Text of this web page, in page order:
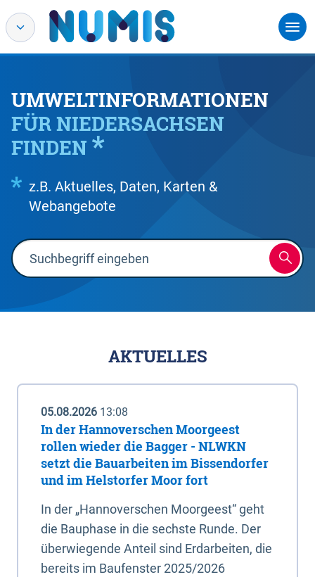
UMWELTINFORMATIONEN
FÜR NIEDERSACHSEN
FINDEN
z.B. Aktuelles, Daten, Karten &
Webangebote
AKTUELLES
05.08.2026 13:08
In der Hannoverschen Moorgeest
rollen wieder die Bagger - NLWKN
setzt die Bauarbeiten im Bissendorfer
und im Helstorfer Moor fort
In der „Hannoverschen Moorgeest“ geht
die Bauphase in die sechste Runde. Der
überwiegende Anteil sind Erdarbeiten, die
bereits im Baufenster 2025/2026